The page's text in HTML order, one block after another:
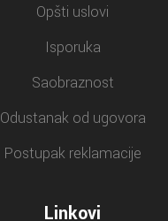
Opšti uslovi
Isporuka
Saobraznost
Odustanak od ugovora
Postupak reklamacije
Linkovi